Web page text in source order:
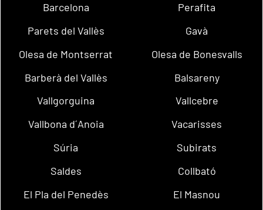
Barcelona
Perafita
Parets del Vallès
Gavà
Olesa de Montserrat
Olesa de Bonesvalls
Barberà del Vallès
Balsareny
Vallgorguina
Vallcebre
Vallbona d´Anoia
Vacarisses
Súria
Subirats
Saldes
Collbató
El Pla del Penedès
El Masnou